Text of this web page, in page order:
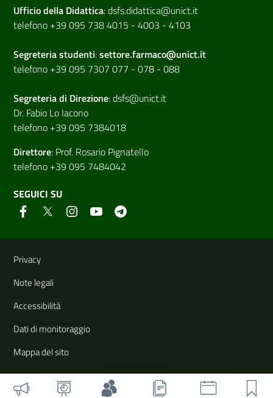
Ufficio della Didattica:dsfs.didattica@unict.it
telefono +39 095 738 4015 - 4003 - 4103
Segreteria studenti:settore.farmaco@unict.it
telefono +39 095 7307 077 - 078 - 088
Segreteria di Direzione:dsfs@unict.it
Dr. Fabio Lo Iacono
telefono +39 095 7384018
Direttore: Prof. Rosario Pignatello
telefono +39 095 7484042
SEGUICI SU
Link e informazioni utili
Privacy
Note legali
Accessibilità
Dati di monitoraggio
Mappa del sito